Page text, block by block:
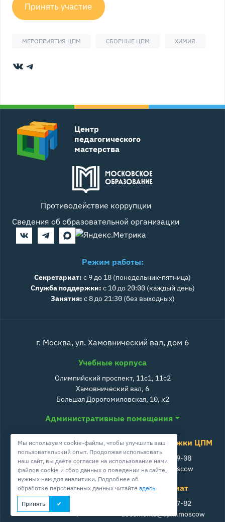
Принять участие
МЕРОПРИЯТИЯ ЦПМ СБОРНЫЕ ЦПМ ХИМИЯ
ВКонтакте
Telegram
Центр
педагогического
мастерства
Противодействие коррупции
Сведения об образовательной организации
Режим работы:
Секретариат: с 9 до 18 (понедельник-пятница)
Служба поддержки: с 10 до 20:00 (каждый день)
Занятия: с 8 до 21:30 (без выходных)
г. Москва, ул. Хамовнический вал, дом 6
Учебные корпуса
Олимпийский проспект, 11с1, 11с2
Хамовнический вал, 6
Большая Дорогомиловская, 10, к2
Административные помещения
Служба поддержки ЦПМ
+7 800 511-39-08
info@cpm.moscow
Школа ЦПМ
+7 495 230-52-53
info@school-cpm.ru
Секретариат
+7 499 242-27-82
documents@cpm.moscow
Мы используем cookie-файлы, чтобы улучшить ваш
пользовательский опыт. Продолжая использовать
наш сайт, вы даёте согласие на использование нами
файлов cookie и сбор данных о поведении на сайте,
нужных нам для аналитики. Подробнее об
обработке персональных данных читайте здесь.
Принять